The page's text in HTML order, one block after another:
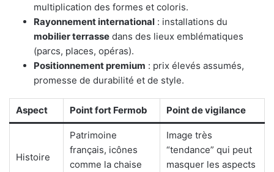
multiplication des formes et coloris.
Rayonnement international : installations du
mobilier terrasse dans des lieux emblématiques
(parcs, places, opéras).
Positionnement premium : prix élevés assumés,
promesse de durabilité et de style.
Aspect Point fort Fermob Point de vigilance
Histoire
Patrimoine
français, icônes
comme la chaise
Image très
“tendance” qui peut
masquer les aspects